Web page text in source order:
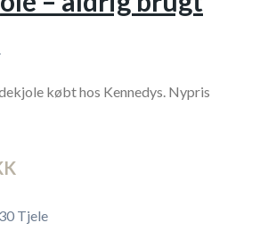
købt hos Kennedys. Nypris
Tjele